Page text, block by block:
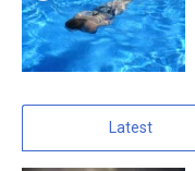
Latest